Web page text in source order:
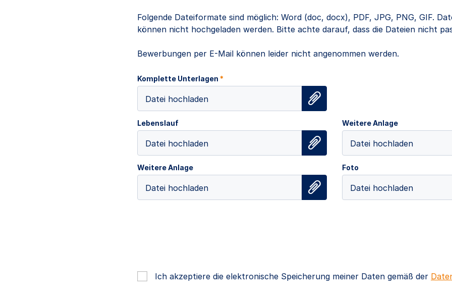
Folgende Dateiformate sind möglich: Word (doc, docx), PDF, JPG, PNG, GIF.
können nicht hochgeladen werden. Bitte achte darauf, dass die Dateien nicht
Bewerbungen per E-Mail können leider nicht angenommen werden.
Komplette Unterlagen *
Datei hochladen
Lebenslauf
Datei hochladen
Weitere Anlage
Datei hochladen
Weitere Anlage
Datei hochladen
Foto
Datei hochladen
Ich akzeptiere die elektronische Speicherung meiner Daten gemäß der